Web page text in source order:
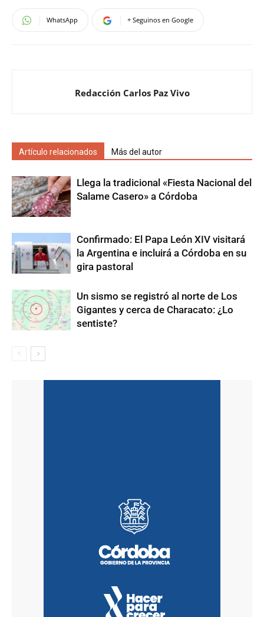
WhatsApp + Seguinos en Google
Redacción Carlos Paz Vivo
Artículo relacionados Más del autor
Llega la tradicional «Fiesta Nacional del
Salame Casero» a Córdoba
Confirmado: El Papa León XIV visitará
la Argentina e incluirá a Córdoba en su
gira pastoral
Un sismo se registró al norte de Los
Gigantes y cerca de Characato: ¿Lo
sentiste?